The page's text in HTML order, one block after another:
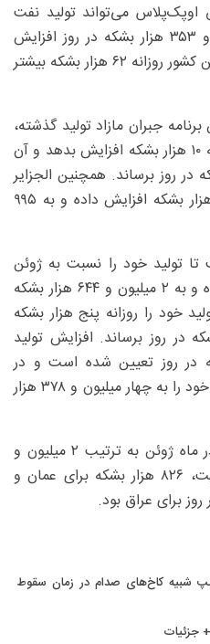
اوپک‌پلاس می‌تواند تولید نفت
خود را در جولای به ۱۰ میلیون و ۳۵۳ هزار بشکه در روز افزایش
دهد. طبق برنامه، سقف تولید این کشور روزانه ۶۲ هزار بشکه بیشتر
جبران مازاد تولید گذشته،
مجاز است تا تولید خود را روزانه ۱۰ هزار بشکه افزایش بدهد و آن
و ۶۰۸ هزار بشکه در روز برساند. همچنین الجزایر
می‌تواند تولید روزانه خود را ۶ هزار بشکه افزایش داده و به ۹۹۵
تولید خود را نسبت به ژوئن
روزانه ۱۶ هزار بشکه افزایش داده و به ۲ میلیون و ۶۴۴ هزار بشکه
خود را روزانه پنج هزار بشکه
به ۸۳۱ هزار بشکه در روز برساند. افزایش تولید
۲۶ هزار بشکه در روز تعیین شده است و در
نتیجه، این کشور می‌تواند تولید خود را به چهار میلیون و ۳۷۸ هزار
سقف مجاز تولید این کشور‌ها در ماه ژوئن به ترتیب ۲ میلیون و
۶۲۸ هزار بشکه در روز برای کویت، ۸۲۶ هزار بشکه برای عمان و
شبیه کاخ‌های صدام در زمان سقوط
جزئیات